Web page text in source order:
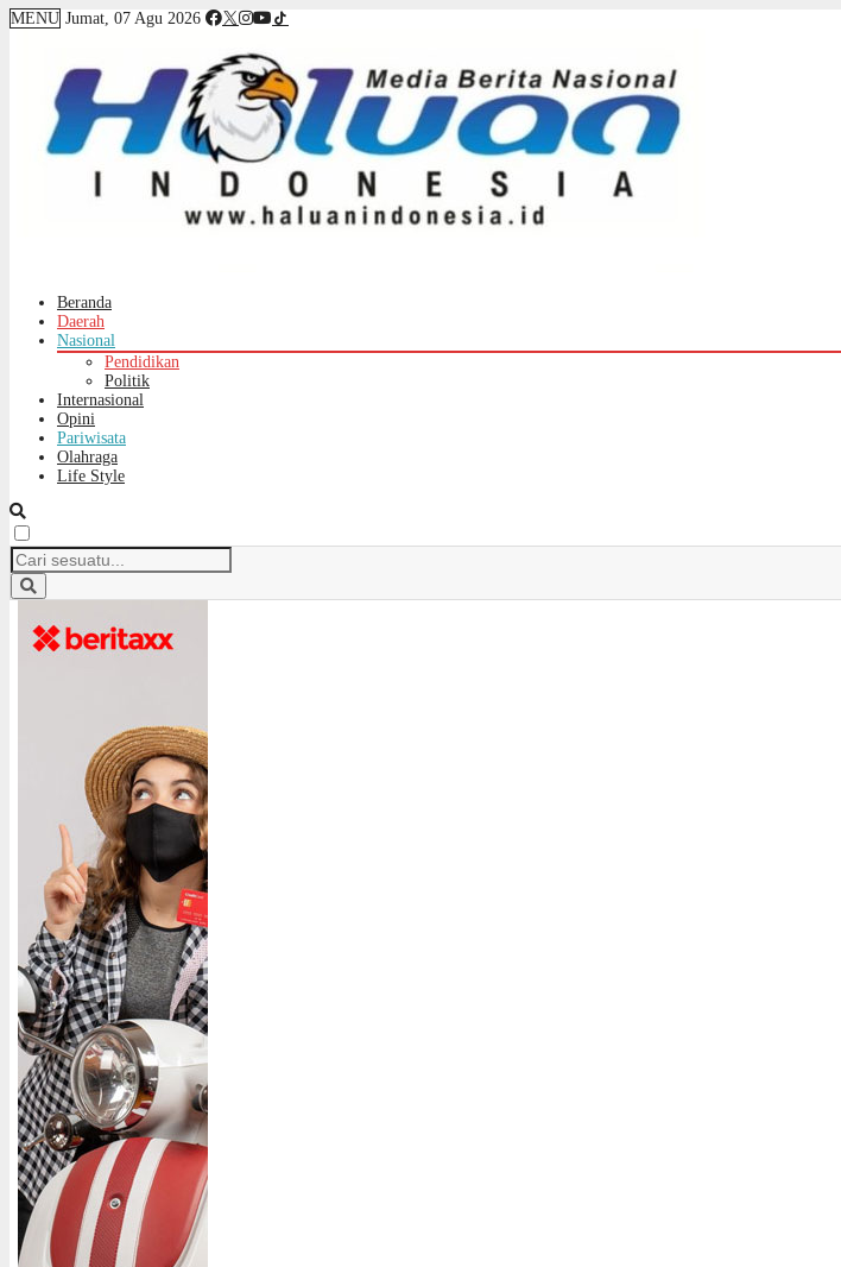
MENU Jumat, 07 Agu 2026
Beranda
Daerah
Nasional
Pendidikan
Politik
Internasional
Opini
Pariwisata
Olahraga
Life Style